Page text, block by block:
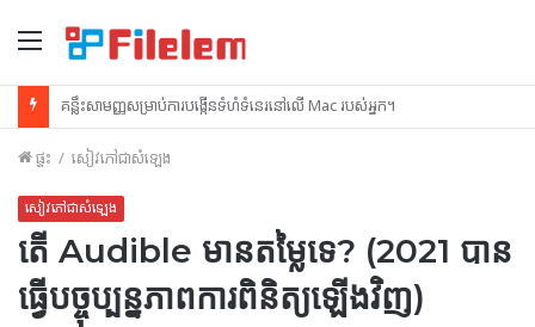
ម៉ឺនុយ
របៀបលុបរូបថតអេក្រង់នៅលើ Mac
ផ្ទះ / សៀវភៅជាសំឡេង
សៀវភៅជាសំឡេង
តើ Audible មានតម្លៃទេ? (2021 បាន
ធ្វើបច្ចុប្បន្នភាពការពិនិត្យឡើងវិញ)